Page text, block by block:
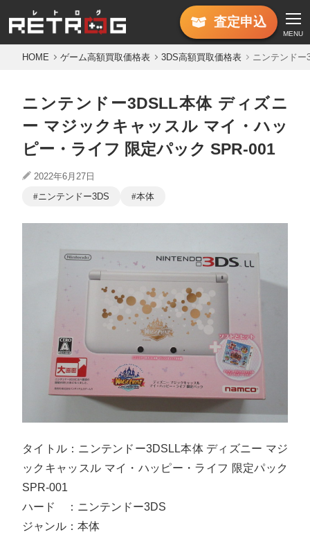
査定申込
MENU
HOME ゲーム高額買取価格表 3DS高額買取価格表 ニンテンドー
ニンテンドー3DSLL本体 ディズニ
ー マジックキャッスル マイ・ハッ
ピー・ライフ 限定パック SPR-001
2022年6月27日
ニンテンドー3DS
本体
タイトル：ニンテンドー3DSLL本体 ディズニー マジ
ックキャッスル マイ・ハッピー・ライフ 限定パック
SPR-001
ハード ：ニンテンドー3DS
ジャンル：本体